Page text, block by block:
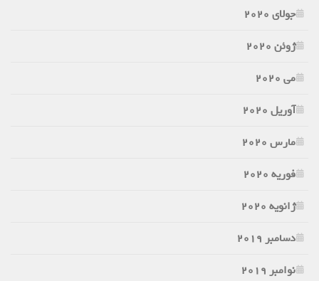
جولای 2020
ژوئن 2020
می 2020
آوریل 2020
مارس 2020
فوریه 2020
ژانویه 2020
دسامبر 2019
نوامبر 2019